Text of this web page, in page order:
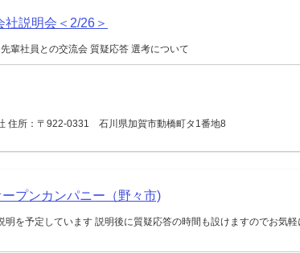
説明会＜2/26＞
輩社員との交流会 質疑応答 選考について
住所：〒922-0331 石川県加賀市動橋町タ1番地8
プンカンパニー（野々市)
明を予定しています 説明後に質疑応答の時間も設けますのでお気軽